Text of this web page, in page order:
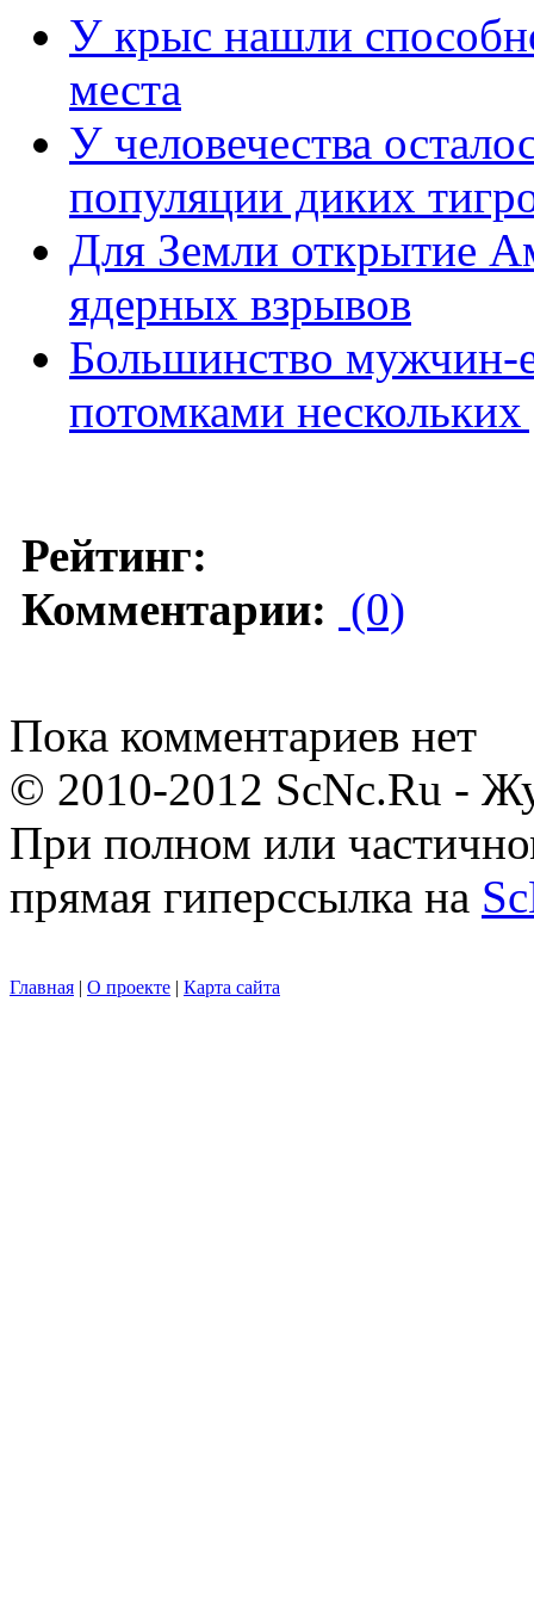
У крыс нашли
места
У человечества
популяции диких
Для Земли открытие
ядерных взрывов
Большинство мужчин-
потомками
Рейтинг:
Комментарии: (0)
Пока комментариев нет
© 2010-2012 ScNc.Ru -
При полном или
прямая гиперссылка на
Главная | О проекте | Карта сайта